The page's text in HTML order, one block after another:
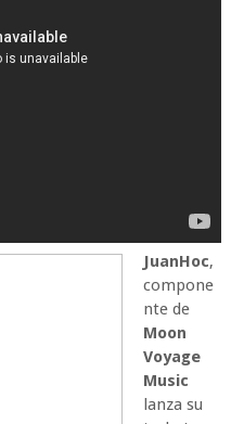
JuanHoc,
compone
nte de
Moon
Voyage
Music
lanza su